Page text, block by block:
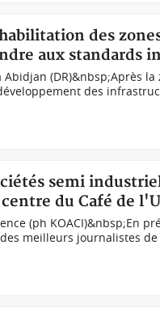
des
aux standards
(DR)&nbsp;Après
des
semi
du Café de
(ph KOACI)&nbsp;En
meilleurs journalistes